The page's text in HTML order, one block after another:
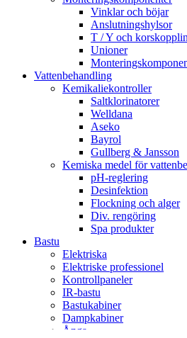
Vinklar och böjar
Anslutningshylsor
T / Y och
Unioner
Vattenbehandling
Kemikaliekontroller
Saltklorinatorer
Welldana
Aseko
Bayrol
Gullberg & Jansson
Kemiska medel för
pH-reglering
Desinfektion
Flockning och alger
Div. rengöring
Spa produkter
Bastu
Elektriska
Elektriske professionel
Kontrollpaneler
IR-bastu
Bastukabiner
Dampkabiner
Ånga